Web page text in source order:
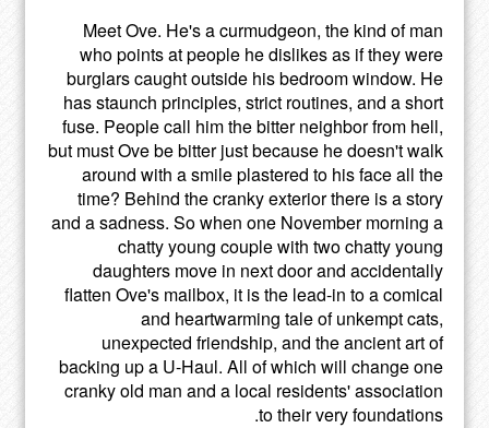
Meet Ove. He's a curmudgeon, the kind of man
who points at people he dislikes as if they were
burglars caught outside his bedroom window. He
has staunch principles, strict routines, and a short
fuse. People call him the bitter neighbor from hell,
but must Ove be bitter just because he doesn't walk
around with a smile plastered to his face all the
time? Behind the cranky exterior there is a story
and a sadness. So when one November morning a
chatty young couple with two chatty young
daughters move in next door and accidentally
flatten Ove's mailbox, it is the lead-in to a comical
and heartwarming tale of unkempt cats,
unexpected friendship, and the ancient art of
backing up a U-Haul. All of which will change one
cranky old man and a local residents' association
to their very foundations.